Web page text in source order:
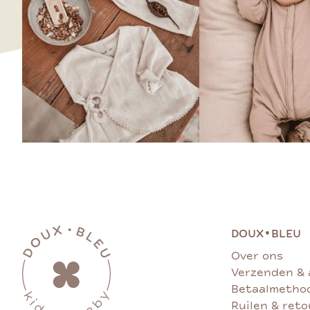
DOUX• BLEU
Over ons
Verzenden &
Ruilen &